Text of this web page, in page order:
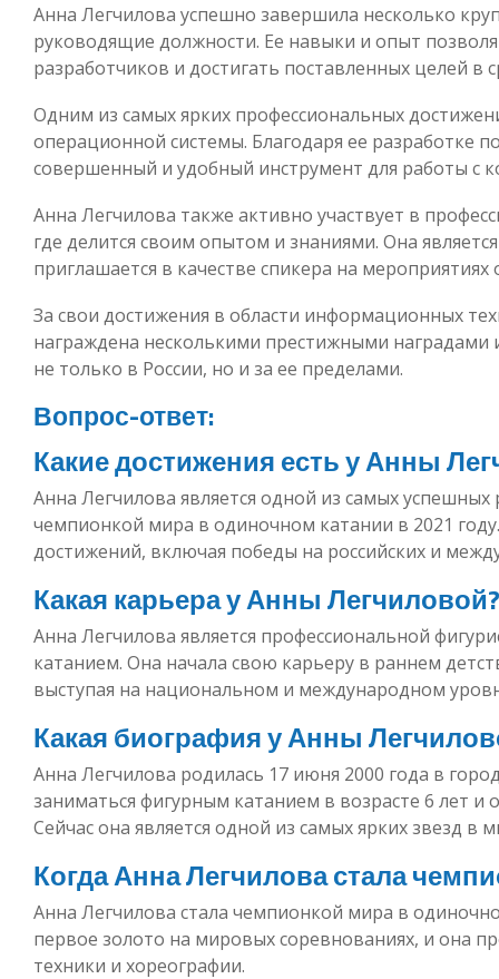
Анна Легчилова успешно завершила несколько
руководящие должности. Ее навыки и опыт
разработчиков и достигать поставленных целей в
Одним из самых ярких профессиональных
операционной системы. Благодаря ее разработке
совершенный и удобный инструмент для работы с
Анна Легчилова также активно участвует в
где делится своим опытом и знаниями. Она
приглашается в качестве спикера на мероприятиях
За свои достижения в области информационных
награждена несколькими престижными наградами
не только в России, но и за ее пределами.
Вопрос-ответ:
Какие достижения есть у Анны
Анна Легчилова является одной из самых успешных
чемпионкой мира в одиночном катании в 2021
достижений, включая победы на российских и
Какая карьера у Анны Легчиловой?
Анна Легчилова является профессиональной
катанием. Она начала свою карьеру в раннем
выступая на национальном и международном
Какая биография у Анны
Анна Легчилова родилась 17 июня 2000 года в
заниматься фигурным катанием в возрасте 6 лет и
Сейчас она является одной из самых ярких звезд в
Когда Анна Легчилова стала
Анна Легчилова стала чемпионкой мира в
первое золото на мировых соревнованиях, и она
техники и хореографии.